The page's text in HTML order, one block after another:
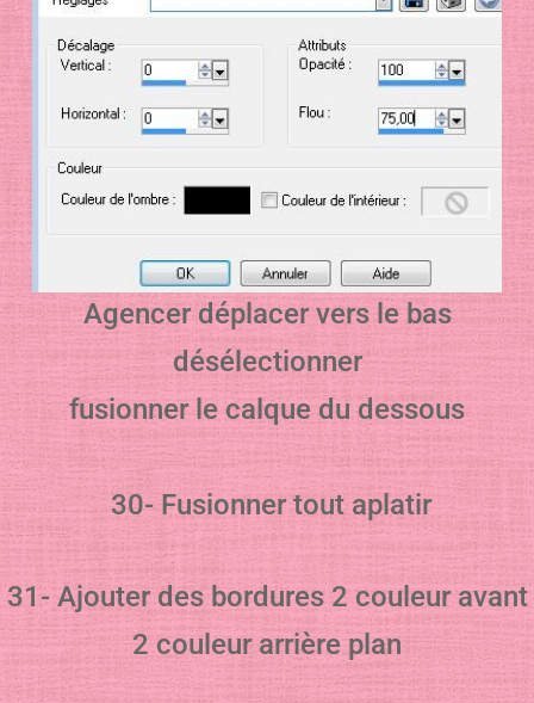
Agencer déplacer vers le bas
désélectionner
fusionner le calque du dessous
30- Fusionner tout aplatir
31- Ajouter des bordures 2 couleur avant
2 couleur arrière plan